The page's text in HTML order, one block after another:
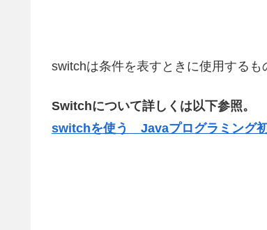
switchは条件を表すときに使用するも
Switchについて詳しくは以下参照。
switchを使う Javaプログラミング